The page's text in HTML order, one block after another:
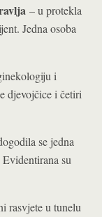
– u protekla
Jedna osoba
i
djevojčice i četiri
se jedna
su
rasvjete u tunelu